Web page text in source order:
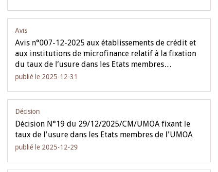
Avis
Avis n°007-12-2025 aux établissements de crédit et
aux institutions de microfinance relatif à la fixation
du taux de l’usure dans les Etats membres…
publié le 2025-12-31
Décision
Décision N°19 du 29/12/2025/CM/UMOA fixant le
taux de l'usure dans les Etats membres de l'UMOA
publié le 2025-12-29